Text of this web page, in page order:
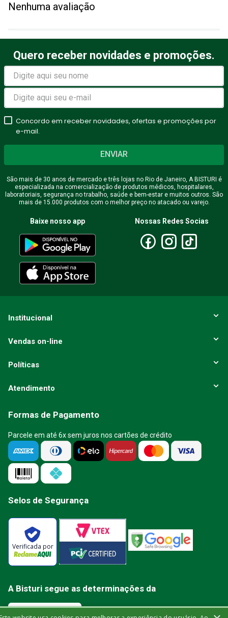
Avalie o produto de 1 a 5
estrelas
★★ ★★★
Seu nome
Endereço de email
Escreva uma avaliação
ENVIAR AVALIAÇÃO
Nenhuma avaliação
Quero receber novidades e promoções.
Concordo em receber novidades, ofertas e promoções por
e-mail.
ENVIAR
São mais de 30 anos de mercado e três lojas no Rio de Janeiro, A BISTURI é
especializada na comercialização de produtos médicos, hospitalares,
laboratoriais, segurança no trabalho, saúde e bem-estar e muitos outros. São
mais de 15.000 produtos com o melhor preço no atacado ou varejo.
Baixe nosso app Nossas Redes Socias
Institucional
Vendas on-line
Políticas
Atendimento
Formas de Pagamento
Parcele em até 6x sem juros nos cartões de crédito
Selos de Segurança
Verificada por
A Bisturi segue as determinações da